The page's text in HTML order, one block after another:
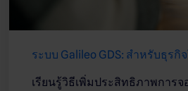
ระบบ Galileo GDS: สำหรับธุรกิ
เรียนรู้วิธีเพิ่มประสิทธิภาพการ